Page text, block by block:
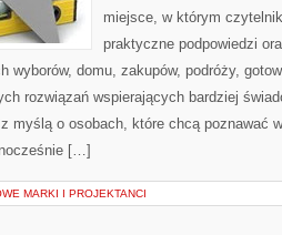
miejsce, w którym
praktyczne podpowiedzi
wyborów, domu, zakupów, podróży,
rozwiązań wspierających bardziej
myślą o osobach, które chcą poznawać
[…]
MARKI I PROJEKTANCI